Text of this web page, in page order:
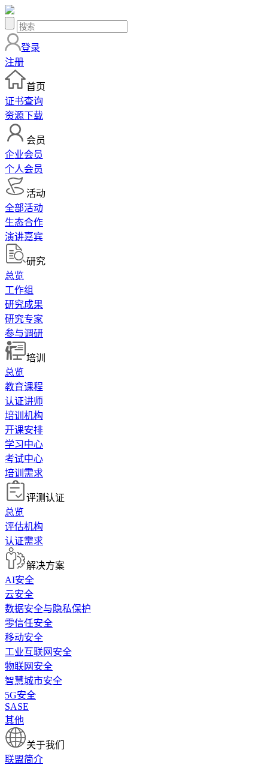
登录
注册
首页
证书查询
资源下载
会员
企业会员
个人会员
活动
全部活动
生态合作
演讲嘉宾
研究
总览
工作组
研究成果
研究专家
参与调研
培训
总览
教育课程
认证讲师
培训机构
开课安排
学习中心
考试中心
培训需求
评测认证
总览
评估机构
认证需求
解决方案
AI安全
云安全
数据安全与隐私保护
零信任安全
移动安全
工业互联网安全
物联网安全
智慧城市安全
5G安全
SASE
其他
关于我们
联盟简介